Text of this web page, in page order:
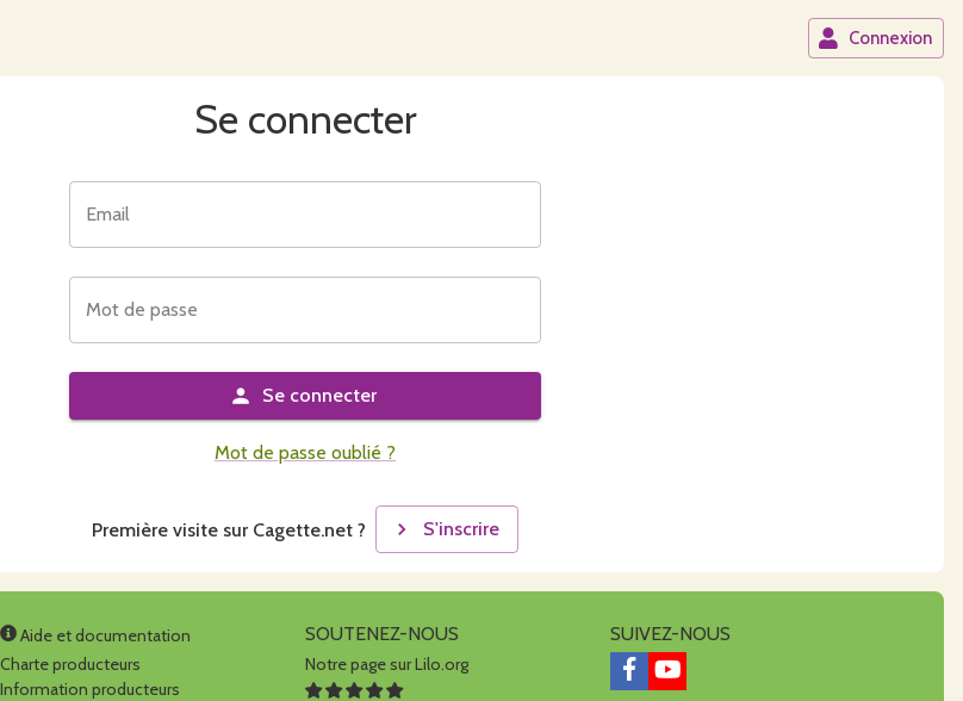
Connexion
Se connecter
Email
Mot de passe
Se connecter
Mot de passe oublié ?
Première visite sur Cagette.net ? S'inscrire
Aide et documentation
Charte producteurs
Information producteurs
SOUTENEZ-NOUS
Notre page sur Lilo.org
SUIVEZ-NOUS